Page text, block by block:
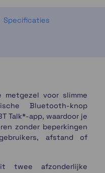
Specificaties
voor slimme
Bluetooth-knop
Talk*-app, waardoor je
zonder beperkingen
afstand of
twee afzonderlijke